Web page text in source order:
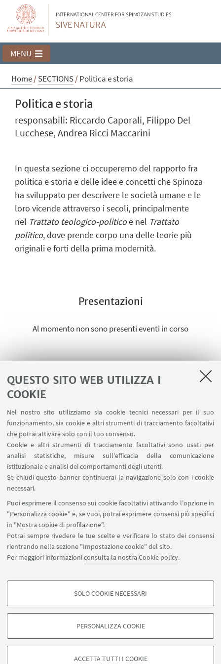
QUESTO SITO WEB UTILIZZA I
COOKIE
Nel nostro sito utilizziamo sia cookie tecnici necessari per il suo
funzionamento, sia cookie e altri strumenti di tracciamento facoltativi
che potrai attivare solo con il tuo consenso.
Cookie e altri strumenti di tracciamento facoltativi sono usati per
analisi statistiche, misure sull'efficacia della comunicazione
istituzionale e analisi dei comportamenti degli utenti.
Se chiudi questo banner continuerai la navigazione solo con i cookie
necessari.
Puoi esprimere il consenso sui cookie facoltativi attivando l'opzione in
"Personalizza cookie" e, se vuoi, potrai esprimere consensi più specifici
in "Mostra cookie di profilazione".
Potrai sempre rivedere le tue scelte e verificare lo stato dei consensi
rientrando nella sezione "Impostazione cookie" del sito.
Per maggiori informazioniconsulta la nostra Cookie policy.
COOKIE DI PROFILAZIONE - FACOLTATIVI
degli utenti, creare profili in base al loro comportamento sul sito, per analisi
di marketing.
SOLO COOKIE NECESSARI
PERSONALIZZA COOKIE
ACCETTA TUTTI I COOKIE
INTERNATIONAL CENTER FOR SPINOZAN STUDIES
SIVE NATURA
MENU
Home/SECTIONS/Politica e storia
Politica e storia
responsabili: Riccardo Caporali, Filippo Del
Lucchese, Andrea Ricci Maccarini
In questa sezione ci occuperemo del rapporto fra
politica e storia e delle idee e concetti che Spinoza
ha sviluppato per descrivere le società umane e le
loro vicende attraverso i secoli, principalmente
nel Trattato teologico-politicoe nel Trattato
politico, dove prende corpo una delle teorie più
originali e forti della prima modernità.
Presentazioni
Al momento non sono presenti eventi in corso
EVENTI
Presentazione The Factory of Imperium
Riccardo Caporali
Presentazione Spinoza et Sartre. De la
Politique des singularités à l'éthique de
générosité
Seminario Luigi Emilio Pischedda
Presentazione Ludovica Fillieri
Contatti